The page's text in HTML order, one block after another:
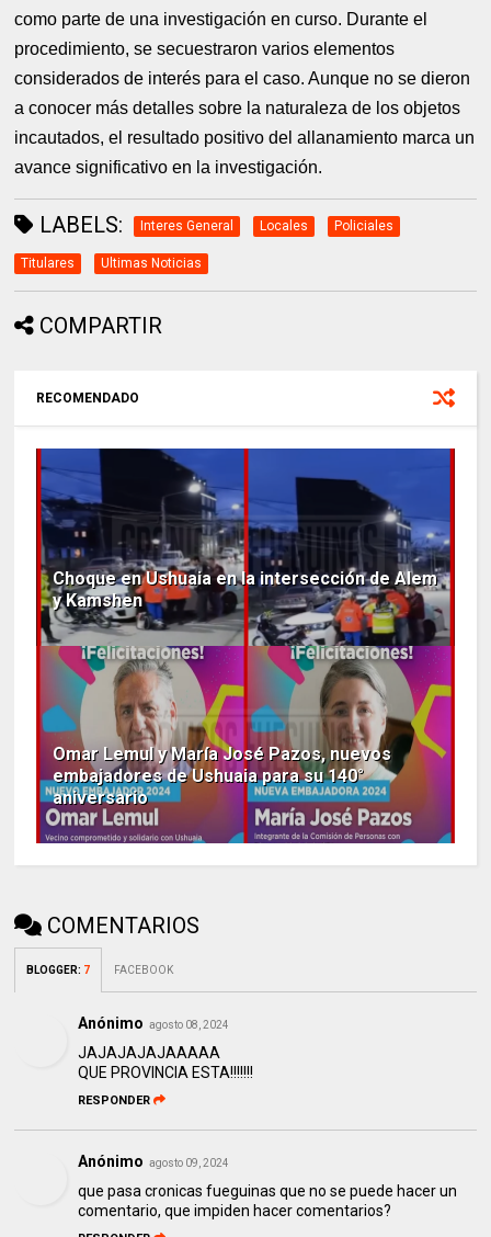
como parte de una investigación en curso. Durante el
procedimiento, se secuestraron varios elementos
considerados de interés para el caso. Aunque no se dieron
a conocer más detalles sobre la naturaleza de los objetos
incautados, el resultado positivo del allanamiento marca un
avance significativo en la investigación.
LABELS: Interes General Locales Policiales
Titulares Ultimas Noticias
COMPARTIR
RECOMENDADO
Choque en Ushuaia en la intersección de Alem
y Kamshen
Omar Lemul y María José Pazos, nuevos
embajadores de Ushuaia para su 140°
aniversario
COMENTARIOS
BLOGGER: 7 FACEBOOK
Anónimo agosto 08, 2024
JAJAJAJAJAAAAA
QUE PROVINCIA ESTA!!!!!!!
RESPONDER
Anónimo agosto 09, 2024
que pasa cronicas fueguinas que no se puede hacer un
comentario, que impiden hacer comentarios?